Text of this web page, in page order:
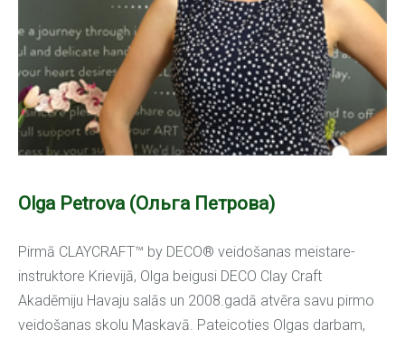
Olga Petrova (Ольга Петрова)
Pirmā CLAYCRAFT™ by DECO® veidošanas meistare-
instruktore Krievijā, Olga beigusi DECO Clay Craft
Akadēmiju Havaju salās un 2008.gadā atvēra savu pirmo
veidošanas skolu Maskavā. Pateicoties Olgas darbam,